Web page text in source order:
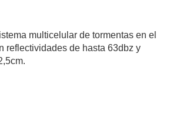
multicelular de tormentas en el
reflectividades de hasta 63dbz y